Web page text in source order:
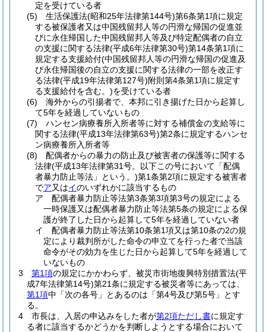
定を受けている者
(5)
生活保護法(昭和25年法律第144号)第6条第1項に規定
する被保護者又は中国残留邦人等の円滑な帰国の促進並
びに永住帰国した中国残留邦人等及び特定配偶者の自立
の支援に関する法律(平成6年法律第30号)第14条第1項に
規定する支援給付(中国残留邦人等の円滑な帰国の促進及
び永住帰国後の自立の支援に関する法律の一部を改正す
る法律(平成19年法律第127号)附則第4条第1項に規定す
る支援給付を含む。)を受けている者
(6)
海外からの引揚者で、本邦に引き揚げた日から起算し
て5年を経過していないもの
(7)
ハンセン病療養所入所者等に対する補償金の支給等に
関する法律(平成13年法律第63号)第2条に規定するハンセ
ン病療養所入所者等
(8)
配偶者からの暴力の防止及び被害者の保護等に関する
法律(平成13年法律第31号。以下この号において「配偶
者暴力防止等法」という。)第1条第2項に規定する被害者
でア又はイのいずれかに該当するもの
ア
配偶者暴力防止等法第3条第3項第3号の規定による
一時保護又は配偶者暴力防止等法第5条の規定による保
護が終了した日から起算して5年を経過していない者
イ
配偶者暴力防止等法第10条第1項又は第10条の2の規
定により裁判所がした命令の申立てを行った者で当該
命令がその効力を生じた日から起算して5年を経過して
いないもの
3
第1項の規定にかかわらず、被災市街地復興特別措置法(平
成7年法律第14号)第21条に規定する被災者等にあっては、
第1項中「次の各号」とあるのは「第4号及び第5号」とす
る。
4
市長は、入居の申込みをした者が第2項ただし書に規定す
る者に該当するかどうかを判断しようとする場合において